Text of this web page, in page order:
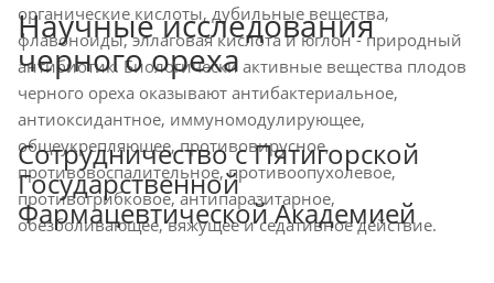
органические кислоты, дубильные вещества,
флавоноиды, эллаговая кислота и юглон - природный
антибиотик. Биологически активные вещества плодов
черного ореха оказывают антибактериальное,
антиоксидантное, иммуномодулирующее,
общеукрепляющее, противовирусное,
противовоспалительное, противоопухолевое,
противогрибковое, антипаразитарное,
обезболивающее, вяжущее и седативное действие.
Научные исследования
черного ореха
Сотрудничество с Пятигорской
Государственной
Фармацевтической Академией